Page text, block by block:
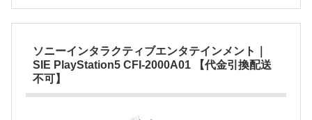
ソニーインタラクティブエンタテインメント｜
SIE PlayStation5 CFI-2000A01 【代金引換配送
不可】